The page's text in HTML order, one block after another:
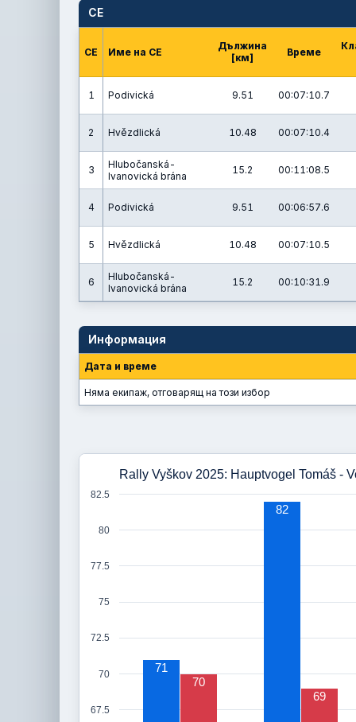
СЕ
СЕ Име на СЕ
Дължина
[км]
Време
1 Podivická 9.51 00:07:10.7
2 Hvězdlická 10.48 00:07:10.4
3
Hlubočanská-
Ivanovická brána
15.2 00:11:08.5
4 Podivická 9.51 00:06:57.6
5 Hvězdlická 10.48 00:07:10.5
6
Hlubočanská-
Ivanovická brána
15.2 00:10:31.9
Информация
Дата и време
Няма екипаж, отговарящ на този избор
Rally Vyškov 2025: Hauptvogel Tomáš -
67.5
70
72.5
75
77.5
80
82.5
71
82
70
69